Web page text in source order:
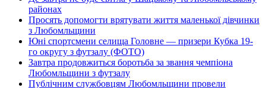
районах
Просять допомогти врятувати життя маленької дівчинки
з Любомльщини
Юні спортсмени селища Головне — призери Кубка 19-
го округу з футзалу (ФОТО)
Завтра продовжиться боротьба за звання чемпіона
Любомльщини з футзалу
Публічним службовцям Любомльщини провели